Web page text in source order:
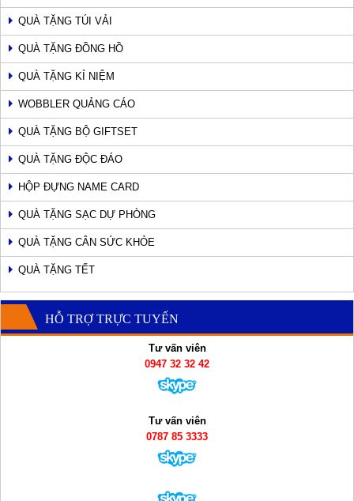
QUÀ TẶNG TÚI VẢI
QUÀ TẶNG ĐỒNG HỒ
QUÀ TẶNG KỈ NIỆM
WOBBLER QUẢNG CÁO
QUÀ TẶNG BỘ GIFTSET
QUÀ TẶNG ĐỘC ĐÁO
HỘP ĐỰNG NAME CARD
QUÀ TẶNG SẠC DỰ PHÒNG
QUÀ TẶNG CÂN SỨC KHỎE
QUÀ TẶNG TẾT
HỖ TRỢ TRỰC TUYẾN
Tư vấn viên
0947 32 32 42
Tư vấn viên
0787 85 3333